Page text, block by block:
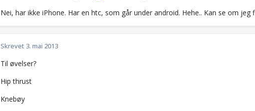
Nei, har ikke iPhone. Har en htc, som går under android. Hehe.. Kan se om jeg
Skrevet 3. mai 2013
Til øvelser?
Hip thrust
Knebøy